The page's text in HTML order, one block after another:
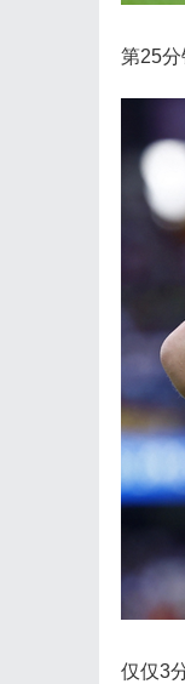
第25分
仅仅3